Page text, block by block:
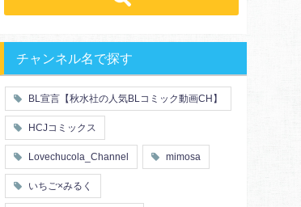
俺様
エリート・ハイスぺ
極道
芸能人
王子様
ヤンキー・不良
人外
同期
店長・店員
先生
幼馴染
漫画家・作家
禁断・背徳
ロマンス
セフレ
お色気
初体験
調教
花嫁
義兄弟姉妹
初恋
スーツ
片思い
人妻
主従関係
婚約者
不器用
秘密の関係
チャンネル名で探す
BL宣言【秋水社の人気BLコミック動画CH】
HCJコミックス
Lovechucola_Channel mimosa
いちご×みるく